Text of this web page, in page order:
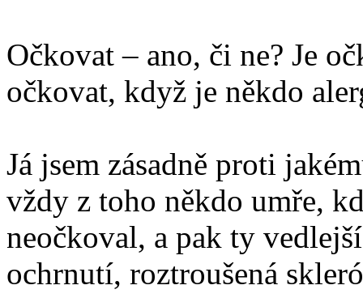
Očkovat – ano, či ne? Je
očkovat, když je někdo
Já jsem zásadně proti
vždy z toho někdo umře,
neočkoval, a pak ty
ochrnutí, roztroušená